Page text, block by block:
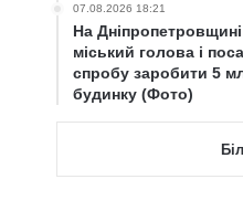
07.08.2026 18:21
На
міський голова і
спробу заробити 5
будинку (Фото)